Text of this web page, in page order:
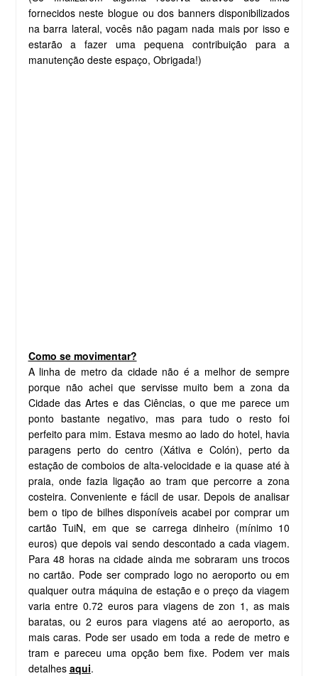
fornecidos neste blogue ou dos banners disponibilizados
na barra lateral, vocês não pagam nada mais por isso e
estarão a fazer uma pequena contribuição para a
manutenção deste espaço, Obrigada!)
Como se movimentar?
A linha de metro da cidade não é a melhor de sempre
porque não achei que servisse muito bem a zona da
Cidade das Artes e das Ciências, o que me parece um
ponto bastante negativo, mas para tudo o resto foi
perfeito para mim. Estava mesmo ao lado do hotel, havia
paragens perto do centro (Xátiva e Colón), perto da
estação de comboios de alta-velocidade e ia quase até à
praia, onde fazia ligação ao tram que percorre a zona
costeira. Conveniente e fácil de usar. Depois de analisar
bem o tipo de bilhes disponíveis acabei por comprar um
cartão TuiN, em que se carrega dinheiro (mínimo 10
euros) que depois vai sendo descontado a cada viagem.
Para 48 horas na cidade ainda me sobraram uns trocos
no cartão. Pode ser comprado logo no aeroporto ou em
qualquer outra máquina de estação e o preço da viagem
varia entre 0.72 euros para viagens de zon 1, as mais
baratas, ou 2 euros para viagens até ao aeroporto, as
mais caras. Pode ser usado em toda a rede de metro e
tram e pareceu uma opção bem fixe. Podem ver mais
detalhes aqui.